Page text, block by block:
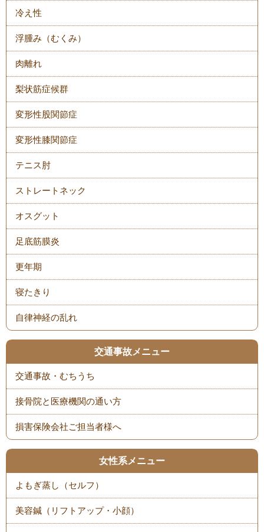
冷え性
浮腫み（むくみ）
肉離れ
梨状筋症候群
変形性股関節症
変形性膝関節症
テニス肘
ストレートネック
オスグット
足底筋膜炎
更年期
寝たきり
自律神経の乱れ
交通事故メニュー
交通事故・むちうち
接骨院と医療機関の通い方
損害保険会社ご担当者様へ
女性系メニュー
よもぎ蒸し（セルフ）
美容鍼（リフトアップ・小顔）